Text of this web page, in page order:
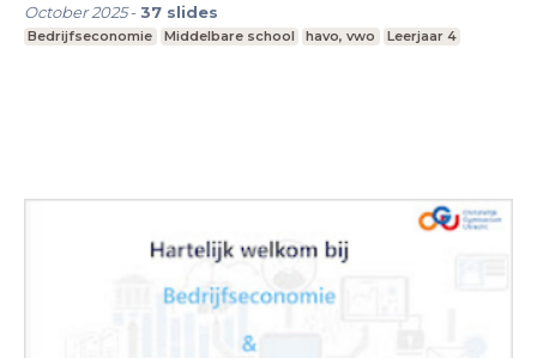
October 2025-37 slides
Bedrijfseconomie Middelbare school havo, vwo Leerjaar 4